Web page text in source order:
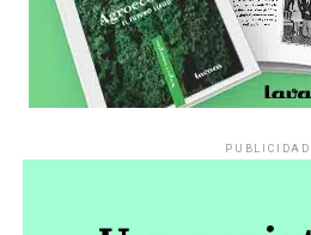
PUBLICIDAD